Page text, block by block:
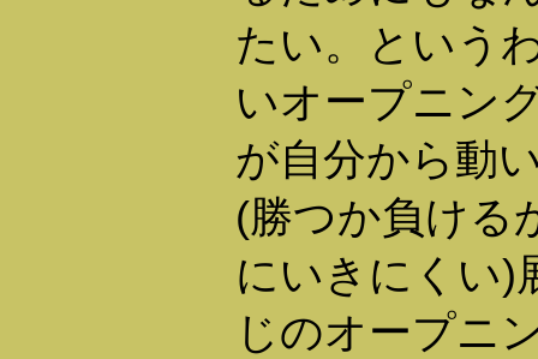
たい。という
いオープニン
が自分から動
(勝つか負ける
にいきにくい)
じのオープニ